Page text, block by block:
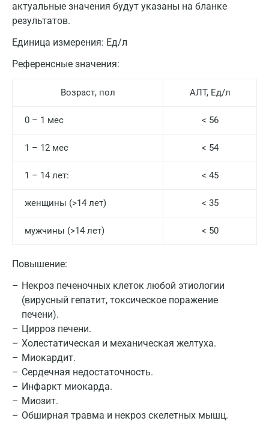
актуальные значения будут указаны на бланке
результатов.
Единица измерения: Ед/л
Референсные значения:
Возраст, пол АЛТ, Ед/л
0 – 1 мес < 56
1 – 12 мес < 54
1 – 14 лет: < 45
женщины (>14 лет) < 35
мужчины (>14 лет) < 50
Повышение:
Некроз печеночных клеток любой этиологии
(вирусный гепатит, токсическое поражение
печени).
Цирроз печени.
Холестатическая и механическая желтуха.
Миокардит.
Сердечная недостаточность.
Инфаркт миокарда.
Миозит.
Обширная травма и некроз скелетных мышц.